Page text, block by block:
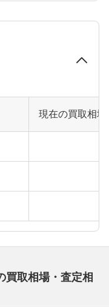
現在の買取相
買取相場・査定相